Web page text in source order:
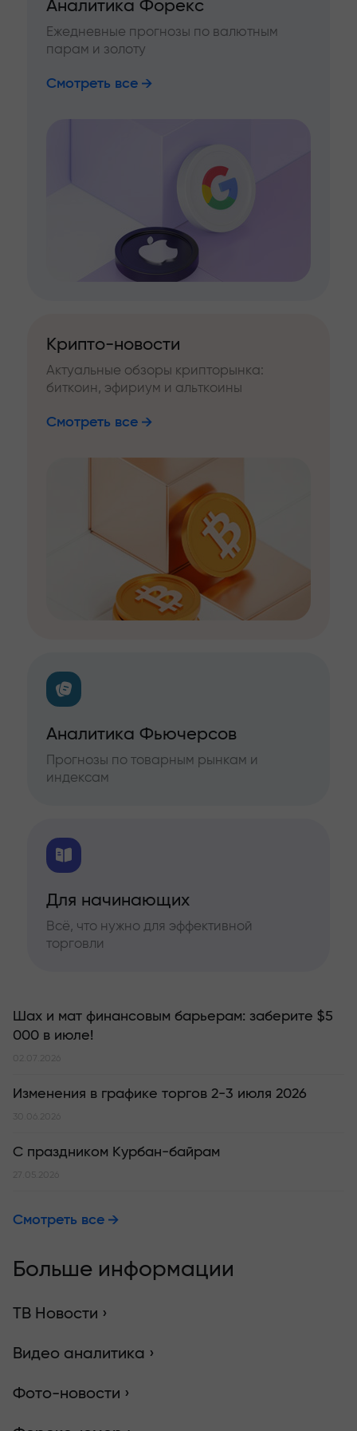
Аналитика Форекс
Ежедневные прогнозы по валютным
парам и золоту
Смотреть все
Крипто-новости
Актуальные обзоры крипторынка:
биткоин, эфириум и альткоины
Смотреть все
Аналитика Фьючерсов
Прогнозы по товарным рынкам и
индексам
Для начинающих
Всё, что нужно для эффективной
торговли
Шах и мат финансовым барьерам: заберите $5
000 в июле!
02.07.2026
Изменения в графике торгов 2-3 июля 2026
30.06.2026
С праздником Курбан-байрам
27.05.2026
Смотреть все
Больше информации
ТВ Новости ›
Видео аналитика ›
Фото-новости ›